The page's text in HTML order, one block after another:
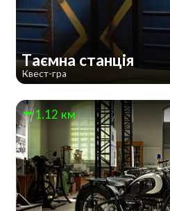
Таємна станція
Квест-гра
1.12 км